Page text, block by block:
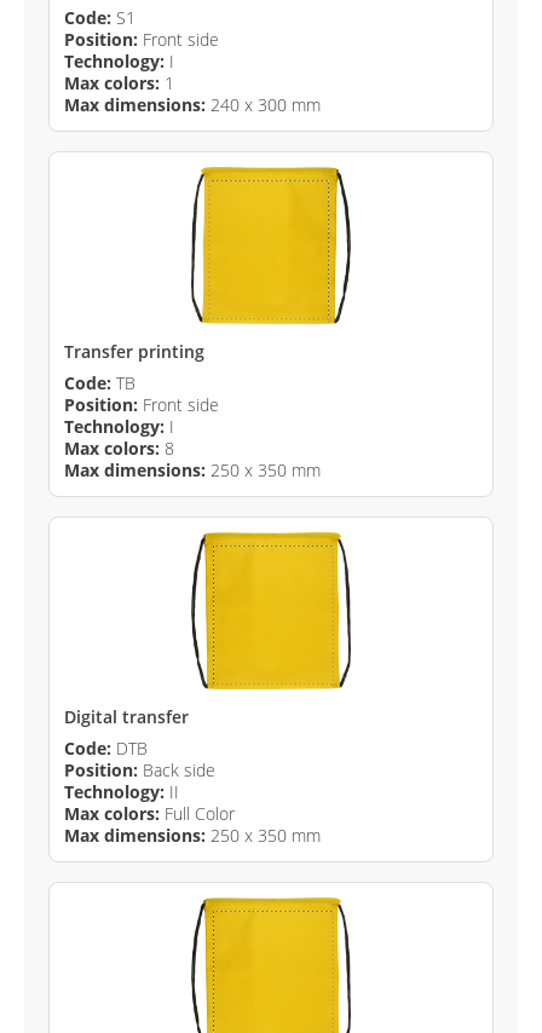
Code: S1
Position: Front side
Technology: I
Max colors: 1
Max dimensions: 240 x 300 mm
Transfer printing
Code: TB
Position: Front side
Technology: I
Max colors: 8
Max dimensions: 250 x 350 mm
Digital transfer
Code: DTB
Position: Back side
Technology: II
Max colors: Full Color
Max dimensions: 250 x 350 mm